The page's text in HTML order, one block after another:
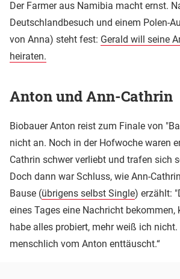
Der Farmer aus Namibia macht ernst.
Deutschlandbesuch und einem Polen-
von Anna) steht fest: Gerald will seine
heiraten.
Anton und Ann-Cathrin
Biobauer Anton reist zum Finale von
nicht an. Noch in der Hofwoche waren
Cathrin schwer verliebt und trafen sich
Doch dann war Schluss, wie Ann-
Bause (übrigens selbst Single) erzählt:
eines Tages eine Nachricht bekommen,
habe alles probiert, mehr weiß ich
menschlich vom Anton enttäuscht.“